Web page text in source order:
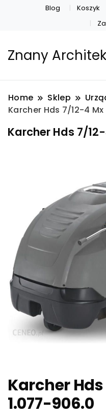
Blog Koszyk
Znany
Home Sklep
Karcher Hds 7/12-4 Mx
Karcher Hds 7/
Karcher
1.077-906.0